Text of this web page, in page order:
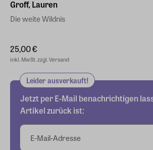
Groff, Lauren
Die weite Wildnis
25,00 €
inkl. MwSt. zzgl. Versand
Leider ausverkauft!
Jetzt per E-Mail benachrichtigen
Artikel zurück ist:
E-Mail-Adresse